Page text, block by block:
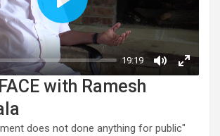
with Ramesh
does not done anything for public"